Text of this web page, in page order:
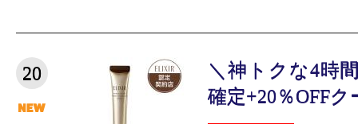
20
＼神トクな4時
確定+20％OFFク